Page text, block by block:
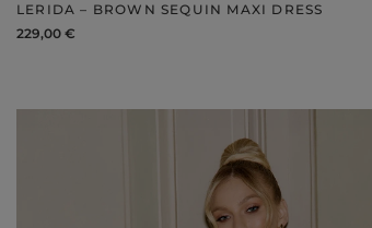
LERIDA – BROWN SEQUIN MAXI DRESS
229,00 €